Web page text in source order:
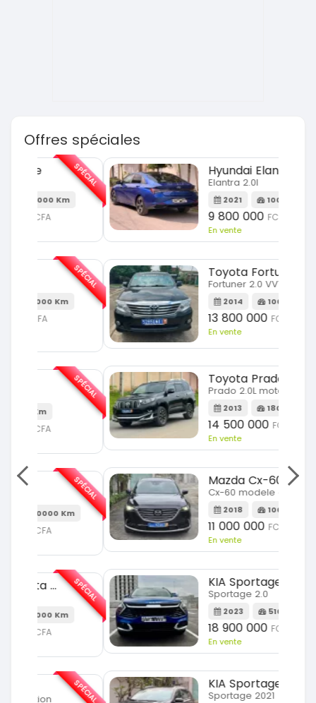
Offres spéciales
SPÉCIAL
Hyundai Elantra
Elantra 2.0l
2021 100000 Km
9 800 000 FCFA
En vente
SPÉCIAL
Toyota Fortuner
Fortuner 2.0 VVTI
2014 100000 Km
13 800 000 FCFA
En vente
SPÉCIAL
Toyota Prado
Prado 2.0L moteur d4d
2013 180000 Km
14 500 000 FCFA
En vente
SPÉCIAL
Mazda Cx-60
Cx-60 modele cx9 full option
2018 100000 Km
11 000 000 FCFA
En vente
SPÉCIAL
KIA Sportage
Sportage 2.0
2023 51000 Km
18 900 000 FCFA
En vente
SPÉCIAL
KIA Sportage
Sportage 2021 SPÉCIAL